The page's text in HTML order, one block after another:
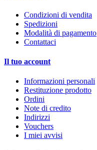
Condizioni di vendita
Spedizioni
Modalità di pagamento
Contattaci
Il tuo account
Informazioni personali
Restituzione prodotto
Ordini
Note di credito
Indirizzi
Vouchers
I miei avvisi